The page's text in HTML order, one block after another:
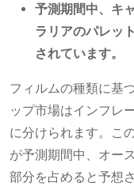
予測期間中、キ
ラリアのパレッ
されています
フィルムの種類に基
ップ市場はインフレ
に分けられます。こ
が予測期間中、オー
部分を占めると予想